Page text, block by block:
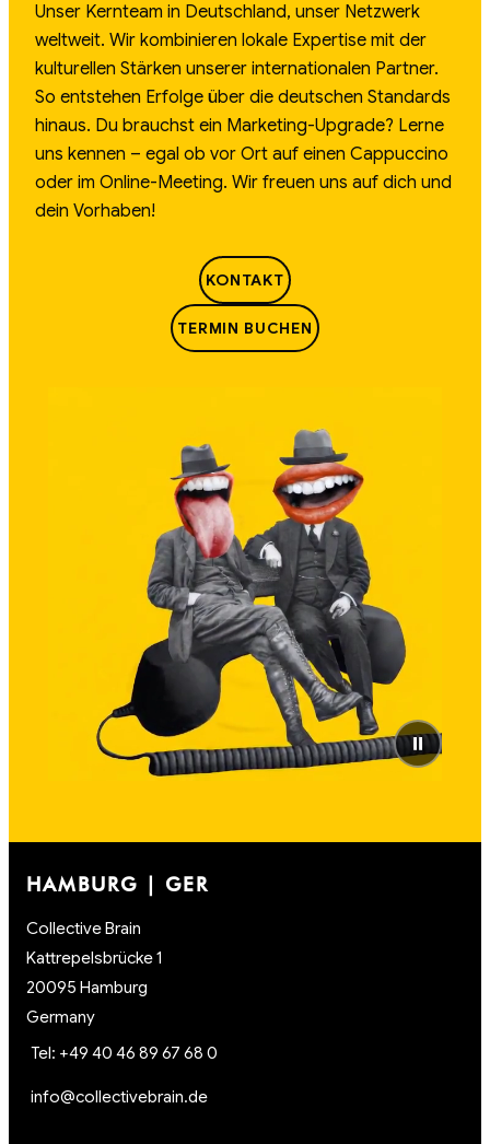
Unser Kernteam in Deutschland, unser Netzwerk
weltweit. Wir kombinieren lokale Expertise mit der
kulturellen Stärken unserer internationalen Partner.
So entstehen Erfolge über die deutschen Standards
hinaus. Du brauchst ein Marketing-Upgrade? Lerne
uns kennen – egal ob vor Ort auf einen Cappuccino
oder im Online-Meeting. Wir freuen uns auf dich und
dein Vorhaben!
KONTAKT
TERMIN BUCHEN
⏸
HAMBURG | GER
Collective Brain
Kattrepelsbrücke 1
20095 Hamburg
Germany
Tel: +49 40 46 89 67 68 0
info@collectivebrain.de